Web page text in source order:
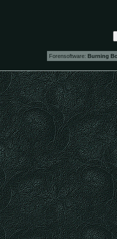
Forensoftware: Burning